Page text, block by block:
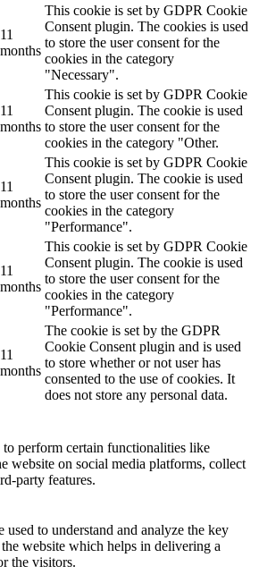
11
months
This cookie is set by GDPR Cookie
Consent plugin. The cookies is used
to store the user consent for the
cookies in the category
"Necessary".
11
months
This cookie is set by GDPR Cookie
Consent plugin. The cookie is used
to store the user consent for the
cookies in the category "Other.
11
months
This cookie is set by GDPR Cookie
Consent plugin. The cookie is used
to store the user consent for the
cookies in the category
"Performance".
11
months
This cookie is set by GDPR Cookie
Consent plugin. The cookie is used
to store the user consent for the
cookies in the category
"Performance".
11
months
The cookie is set by the GDPR
Cookie Consent plugin and is used
to store whether or not user has
consented to the use of cookies. It
does not store any personal data.
perform certain functionalities like
website on social media platforms, collect
party features.
used to understand and analyze the key
website which helps in delivering a
the visitors.